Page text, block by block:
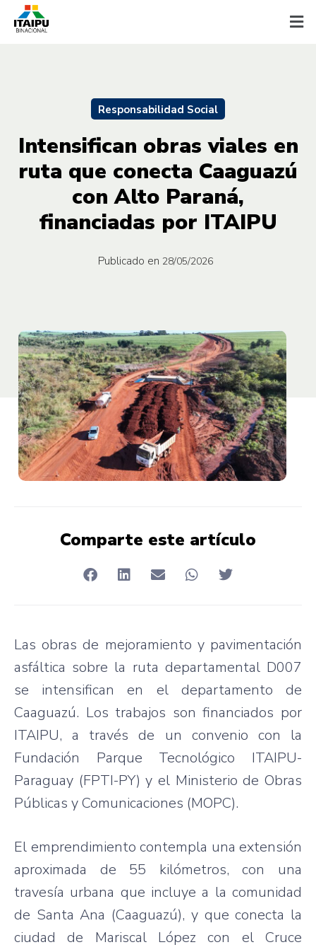
Responsabilidad Social
Intensifican obras viales en
ruta que conecta Caaguazú
con Alto Paraná,
financiadas por ITAIPU
Publicado en 28/05/2026
Comparte este artículo
Las obras de mejoramiento y pavimentación
asfáltica sobre la ruta departamental D007
se intensifican en el departamento de
Caaguazú. Los trabajos son financiados por
ITAIPU, a través de un convenio con la
Fundación Parque Tecnológico ITAIPU-
Paraguay (FPTI-PY) y el Ministerio de Obras
Públicas y Comunicaciones (MOPC).
El emprendimiento contempla una extensión
aproximada de 55 kilómetros, con una
travesía urbana que incluye a la comunidad
de Santa Ana (Caaguazú), y que conecta la
ciudad de Mariscal López con el Cruce